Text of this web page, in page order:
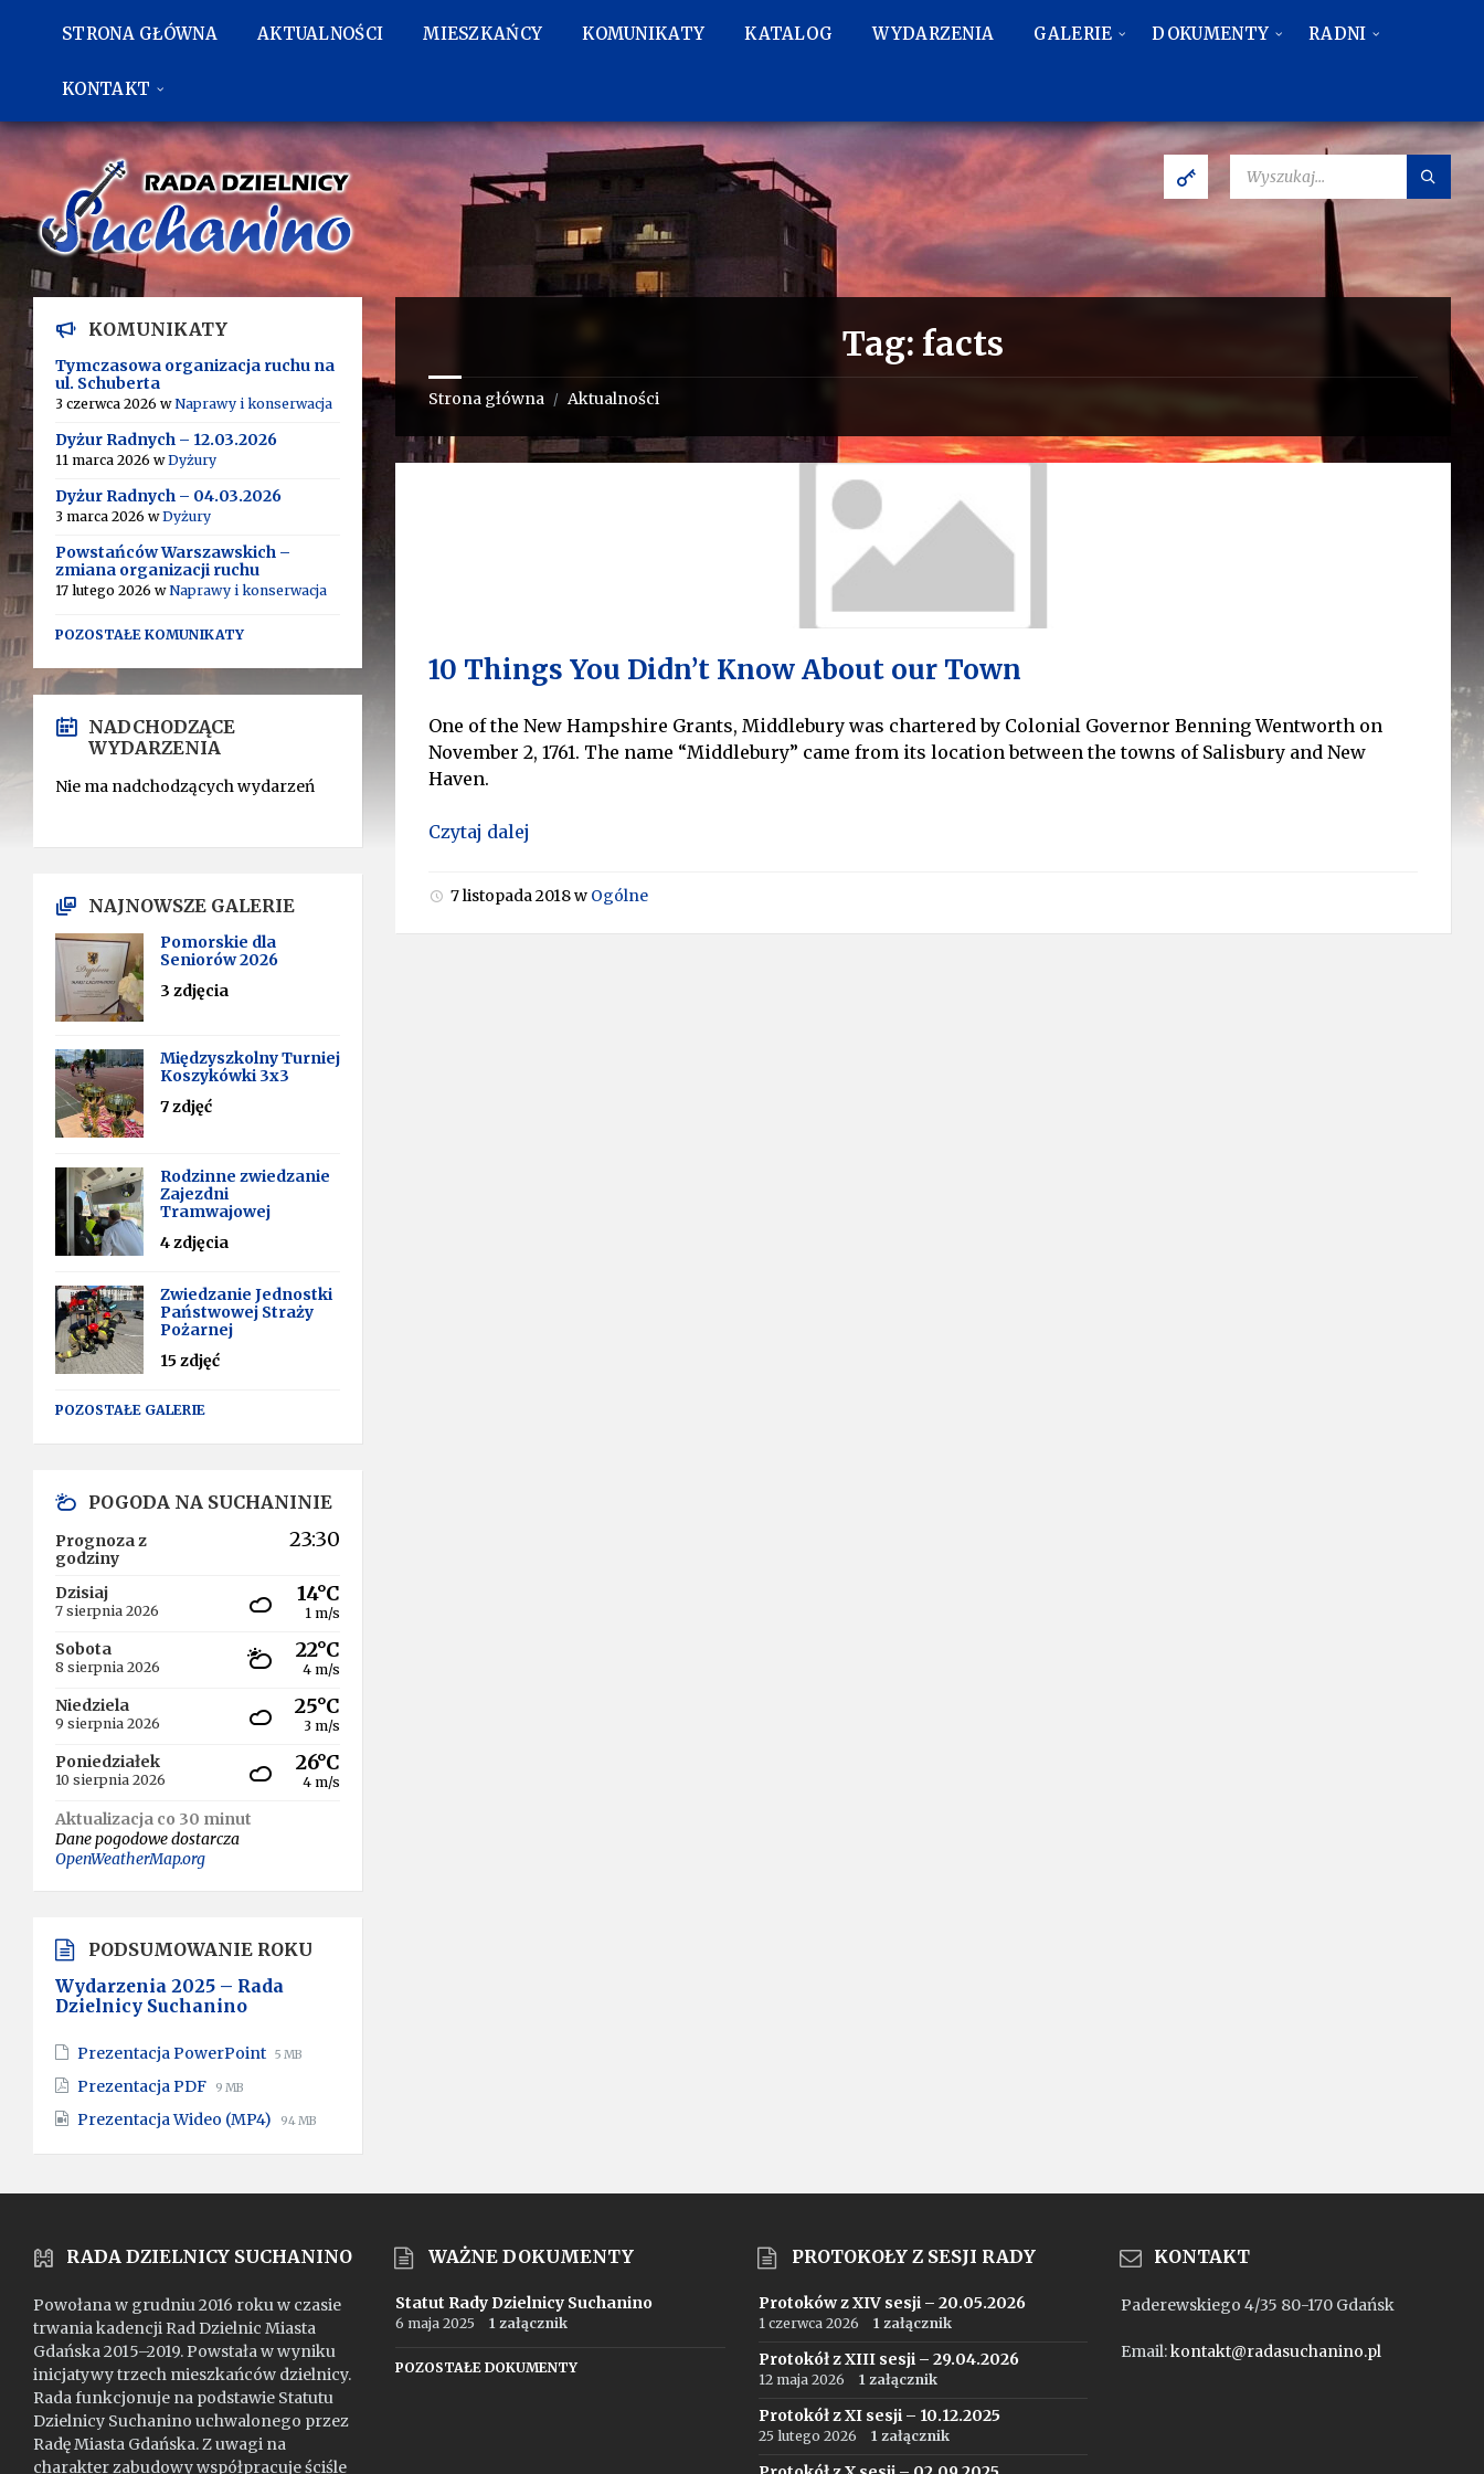
bocznego
STRONA GŁÓWNA AKTUALNOŚCI MIESZKAŃCY KOMUNIKATY KATALOG WYDARZENIA GALERIE DOKUMENTY RADNI
KONTAKT
Tag: facts
Strona główna / Aktualności
10 Things You Didn’t Know About our Town
One of the New Hampshire Grants, Middlebury was chartered by Colonial Governor Benning Wentworth on
November 2, 1761. The name “Middlebury” came from its location between the towns of Salisbury and New
Haven.
Czytaj dalej
7 listopada 2018w Ogólne
KOMUNIKATY
Tymczasowa organizacja ruchu na
ul. Schuberta
3 czerwca 2026 wNaprawy i konserwacja
Dyżur Radnych – 12.03.2026
11 marca 2026 wDyżury
Dyżur Radnych – 04.03.2026
3 marca 2026 wDyżury
Powstańców Warszawskich –
zmiana organizacji ruchu
17 lutego 2026 wNaprawy i konserwacja
POZOSTAŁE KOMUNIKATY
NADCHODZĄCE
WYDARZENIA
Nie ma nadchodzących wydarzeń
NAJNOWSZE GALERIE
Pomorskie dla
Seniorów 2026
3 zdjęcia
Międzyszkolny Turniej
Koszykówki 3x3
7 zdjęć
Rodzinne zwiedzanie
Zajezdni
Tramwajowej
4 zdjęcia
Zwiedzanie Jednostki
Państwowej Straży
Pożarnej
15 zdjęć
POZOSTAŁE GALERIE
POGODA NA SUCHANINIE
Prognoza z
godziny
23:30
Dzisiaj
7 sierpnia 2026
14°C
1 m/s
Sobota
8 sierpnia 2026
22°C
4 m/s
Niedziela
9 sierpnia 2026
25°C
3 m/s
Poniedziałek
10 sierpnia 2026
26°C
4 m/s
Aktualizacja co 30 minut
Dane pogodowe dostarcza
OpenWeatherMap.org
PODSUMOWANIE ROKU
Wydarzenia 2025 – Rada
Dzielnicy Suchanino
Prezentacja PowerPoint File
File
5 MB
Prezentacja PDF File
pdf
File
9 MB
Prezentacja Wideo (MP4) File
mp4
File
94 MB
RADA DZIELNICY SUCHANINO
Powołana w grudniu 2016 roku w czasie
trwania kadencji Rad Dzielnic Miasta
Gdańska 2015–2019. Powstała w wyniku
inicjatywy trzech mieszkańców dzielnicy.
Rada funkcjonuje na podstawie Statutu
Dzielnicy Suchanino uchwalonego przez
Radę Miasta Gdańska. Z uwagi na
charakter zabudowy współpracuje ściśle
WAŻNE DOKUMENTY
Statut Rady Dzielnicy Suchanino
6 maja 2025 1 załącznik
POZOSTAŁE DOKUMENTY
PROTOKOŁY Z SESJI RADY
Protoków z XIV sesji – 20.05.2026
1 czerwca 2026 1 załącznik
Protokół z XIII sesji – 29.04.2026
12 maja 2026 1 załącznik
Protokół z XI sesji – 10.12.2025
25 lutego 2026 1 załącznik
KONTAKT
Paderewskiego 4/35 80-170 Gdańsk
Email:kontakt@radasuchanino.pl